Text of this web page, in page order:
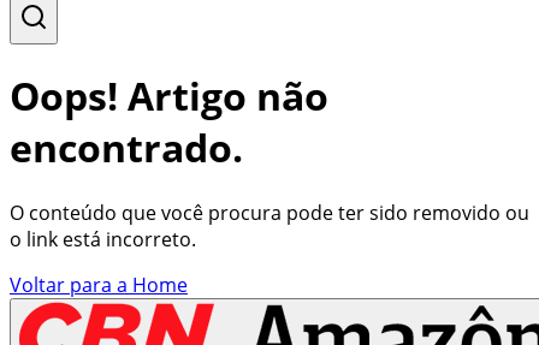
Oops! Artigo não
encontrado.
O conteúdo que você procura pode ter sido removido ou
o link está incorreto.
Voltar para a Home